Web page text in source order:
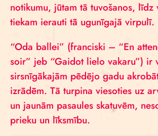
notikumu, jūtam tā tuvošanos, līdz
tiekam ierauti tā ugunīgajā virpulī.
“Oda ballei” (franciski – “En
soir” jeb “Gaidot lielo vakaru”) ir
sirsnīgākajām pēdējo gadu
izrādēm. Tā turpina viesoties uz
un jaunām pasaules skatuvēm,
prieku un līksmību.